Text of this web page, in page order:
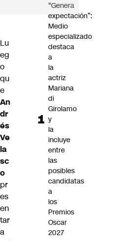
Lu
eg
o
qu
e
An
dr
és
Ve
la
sc
o
pr
es
en
tar
a
“Genera
expectación”:
Medio
especializado
destaca
a
la
actriz
Mariana
di
Girolamo
y
la
incluye
entre
las
posibles
candidatas
a
los
Premios
Oscar
2027